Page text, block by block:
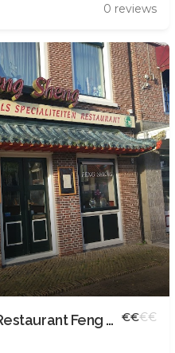
0 reviews
Chinees Specialiteiten Restaurant Feng Sheng €€€€